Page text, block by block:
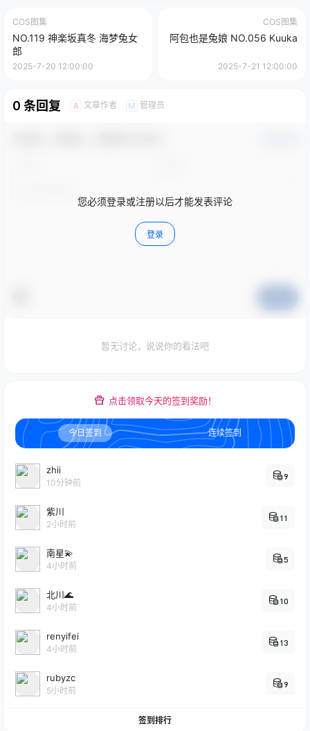
COS图集
NO.119 神楽坂真冬 海梦兔女
郎
2025-7-20 12:00:00
COS图集
阿包也是兔娘 NO.056 Kuuka
2025-7-21 12:00:00
0 条回复 A 文章作者 M 管理员
您必须登录或注册以后才能发表评论
登录
暂无讨论，说说你的看法吧
点击领取今天的签到奖励！
今日签到 连续签到
zhii
10分钟前
9
紫川
2小时前
11
南星💫
4小时前
5
北川🌊
4小时前
10
renyifei
4小时前
13
rubyzc
5小时前
9
签到排行